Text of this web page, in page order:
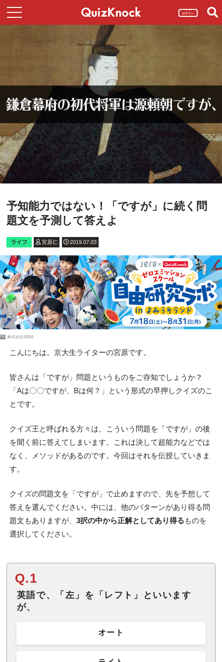
ログイン
予知能力ではない！「ですが」に続く問
題文を予測して答えよ
ライフ 宮原仁 2019.07.03
PR 株式会社JERA
こんにちは。京大生ライターの宮原です。
皆さんは「ですが」問題というものをご存知でしょうか？
「Aは〇〇ですが、Bは何？」という形式の早押しクイズのこ
とです。
クイズ王と呼ばれる方々は、こういう問題を「ですが」の後
を聞く前に答えてしまいます。これは決して超能力などでは
なく、メソッドがあるのです。今回はそれを伝授していきま
す。
クイズの問題文を「ですが」で止めますので、先を予想して
答えを選んでください。中には、他のパターンがあり得る問
題文もありますが、 3択の中から正解としてあり得る ものを
選択してください。
Q.1
英語で、「左」を「レフト」といいます
が、
オート